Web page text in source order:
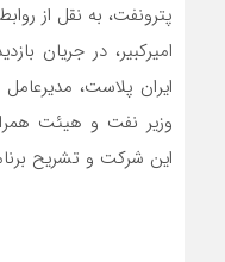
پترونفت، به نقل از
امیرکبیر، در جریان
ایران پلاست،
وزیر نفت و هیئت
این شرکت و تشریح